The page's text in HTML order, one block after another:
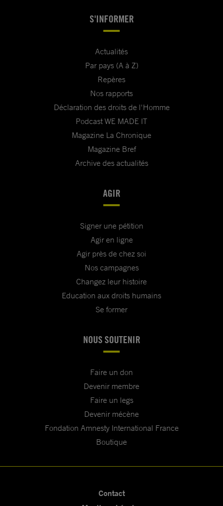
S'INFORMER
Actualités
Par pays (A à Z)
Repères
Nos rapports
Déclaration des droits de l'Homme
Podcast WE MADE IT
Magazine La Chronique
Magazine Bref
Archive des actualités
AGIR
Signer une pétition
Agir en ligne
Agir près de chez soi
Nos campagnes
Changez leur histoire
Education aux droits humains
Se former
NOUS SOUTENIR
Faire un don
Devenir membre
Faire un legs
Devenir mécène
Fondation Amnesty International France
Boutique
Contact